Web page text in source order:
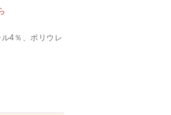
4％、ポリウレ